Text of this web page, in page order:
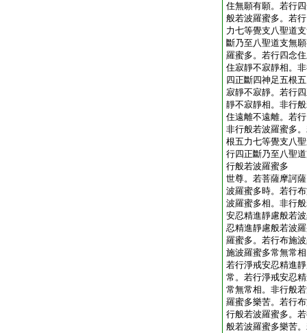
住無願有願。若行
般若波羅蜜多。若
力七等覺支八聖道
斷乃至八聖道支無
羅蜜多。若行四念
住寂靜不寂靜相。
四正斷四神足五根
寂靜不寂靜。若行
靜不寂靜相。非行
住遠離不遠離。若
非行般若波羅蜜多
根五力七等覺支八
行四正斷乃至八聖
行般若波羅蜜多
世尊。若菩薩摩訶
波羅蜜多時。若行
波羅蜜多相。非行
安忍精進靜慮般若
忍精進靜慮般若波
羅蜜多。若行布施
施波羅蜜多常無常
若行淨戒安忍精進
常。若行淨戒安忍
常無常相。非行般
羅蜜多樂苦。若行
行般若波羅蜜多。
般若波羅蜜多樂苦